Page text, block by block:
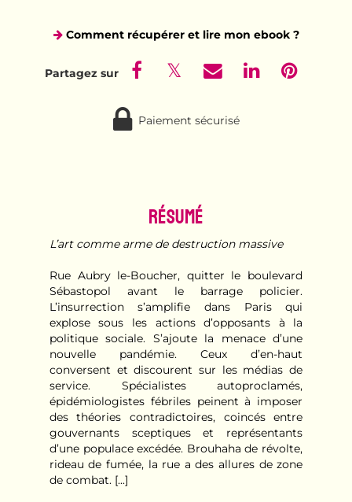
Comment récupérer et lire mon ebook ?
Paiement sécurisé
Résumé
L’art comme arme de destruction massive
Rue Aubry le-Boucher, quitter le boulevard
Sébastopol avant le barrage policier.
L’insurrection s’amplifie dans Paris qui
explose sous les actions d’opposants à la
politique sociale. S’ajoute la menace d’une
nouvelle pandémie. Ceux d’en-haut
conversent et discourent sur les médias de
service. Spécialistes autoproclamés,
épidémiologistes fébriles peinent à imposer
des théories contradictoires, coincés entre
gouvernants sceptiques et représentants
d’une populace excédée. Brouhaha de révolte,
rideau de fumée, la rue a des allures de zone
de combat. [...]